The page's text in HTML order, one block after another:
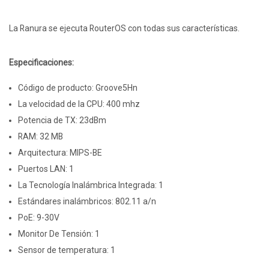
La Ranura se ejecuta RouterOS con todas sus características.
Especificaciones:
Código de producto: Groove5Hn
La velocidad de la CPU: 400 mhz
Potencia de TX: 23dBm
RAM: 32 MB
Arquitectura: MIPS-BE
Puertos LAN: 1
La Tecnología Inalámbrica Integrada: 1
Estándares inalámbricos: 802.11 a/n
PoE: 9-30V
Monitor De Tensión: 1
Sensor de temperatura: 1